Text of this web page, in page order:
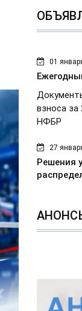
01
взноса за
НФБР
27
Решения